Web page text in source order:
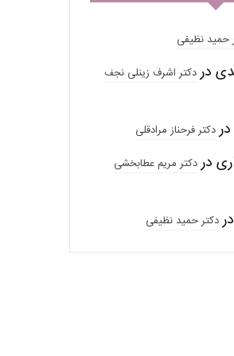
حمید نظیفی
دردکتر اشرف زینلی نجف
دردکتر فرحناز مرادقلی
دردکتر مریم عطابخشی
دردکتر حمید نظیفی